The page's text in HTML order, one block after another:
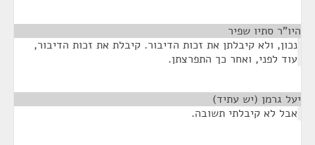
היו"ר סתיו שפיר
נכון, ולא קיבלתן את זכות הדיבור. קיבלת את זכות הדיבור,
עוד לפני, ואחר כך התפרצתן.
יעל גרמן (יש עתיד)
אבל לא קיבלתי תשובה.